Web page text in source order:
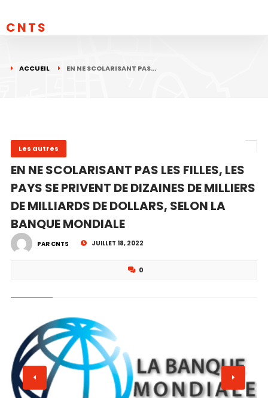
CNTS
ACCUEIL EN NE SCOLARISANT PAS…
Les autres
EN NE SCOLARISANT PAS LES FILLES, LES
PAYS SE PRIVENT DE DIZAINES DE MILLIERS
DE MILLIARDS DE DOLLARS, SELON LA
BANQUE MONDIALE
PAR CNTS JUILLET 18, 2022
0